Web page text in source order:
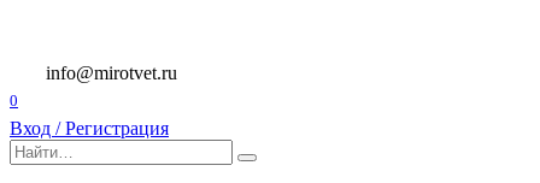
содержанию
info@mirotvet.ru
0
Вход / Регистрация
Search
for: